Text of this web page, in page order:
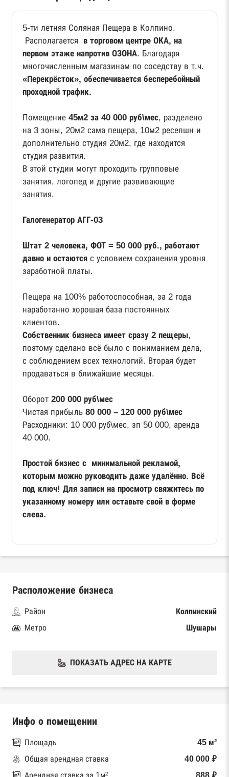
5-ти летняя Соляная Пещера в Колпино.
Располагается в торговом центре ОКА, на
первом этаже напротив ОЗОНА. Благодаря
многочисленным магазинам по соседству в т.ч.
«Перекрёсток», обеспечивается бесперебойный
проходной трафик.
Помещение 45м2 за 40 000 руб\мес, разделено
на 3 зоны, 20м2 сама пещера, 10м2 ресепшн и
дополнительно студия 20м2, где находится
студия развития.
В этой студии могут проходить групповые
занятия, логопед и другие развивающие
занятия.
Галогенератор АГГ-03
Штат 2 человека, ФОТ = 50 000 руб., работают
давно и остаются с условием сохранения уровня
заработной платы.
Пещера на 100% работоспособная, за 2 года
наработанно хорошая база постоянных
клиентов.
Собственник бизнеса имеет сразу 2 пещеры,
поэтому сделано всё было с пониманием дела,
с соблюдением всех технологий. Вторая будет
продаваться в ближайшие месяцы.
Оборот 200 000 руб\мес
Чистая прибыль 80 000 – 120 000 руб\мес
Расходники: 10 000 руб\мес, зп 50 000, аренда
40 000.
Простой бизнес с минимальной рекламой,
которым можно руководить даже удалённо. Всё
под ключ! Для записи на просмотр свяжитесь по
указанному номеру или оставьте свой в форме
слева.
Расположение бизнеса
Район
Колпинский
Метро
Шушары
ПОКАЗАТЬ АДРЕС НА КАРТЕ
Инфо о помещении
Площадь
45 м²
Общая арендная ставка
40 000 ₽
Арендная ставка за 1м²
888 ₽